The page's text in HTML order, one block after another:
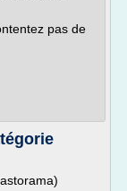
pas de